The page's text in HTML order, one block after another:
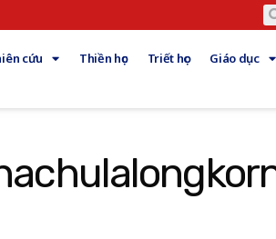
cứu Thiền học Triết học Giáo dục